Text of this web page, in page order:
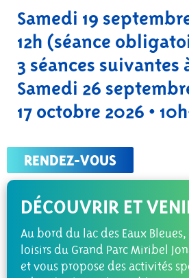
Samedi 19
12h (séance
3 séances suivantes
Samedi 26
17 octobre 2026 •
RENDEZ-VOUS
DÉCOUVRIR ET
Au bord du lac des Eaux Bleues,
loisirs du Grand Parc Miribel
et vous propose des activités